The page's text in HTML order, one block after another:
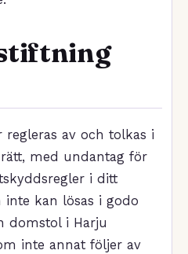
regleras av och tolkas i
med undantag för
i ditt
inte kan lösas i godo
domstol i Harju
inte annat följer av